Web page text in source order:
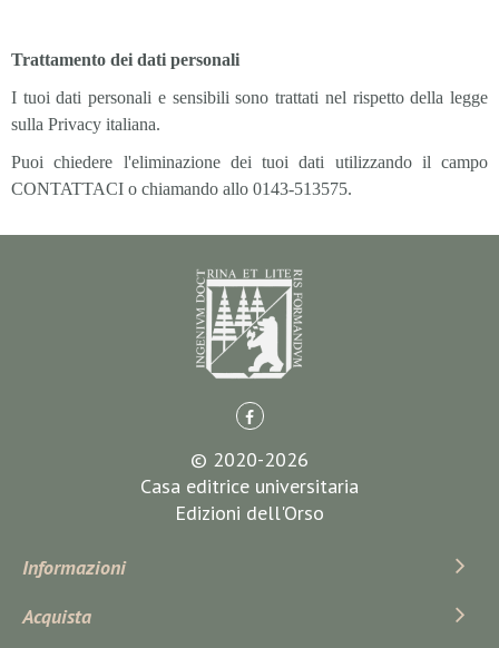
Trattamento dei dati personali
I tuoi dati personali e sensibili sono trattati nel rispetto della legge
sulla Privacy italiana.
Puoi chiedere l'eliminazione dei tuoi dati utilizzando il campo
CONTATTACI o chiamando allo 0143-513575.
© 2020-2026
Casa editrice universitaria
Edizioni dell'Orso
Informazioni
Acquista